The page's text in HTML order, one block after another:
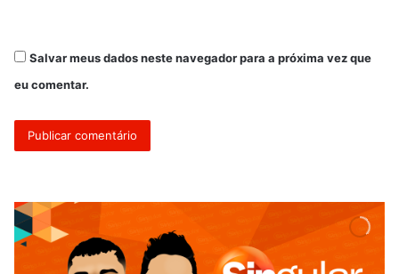
Salvar meus dados neste navegador para a próxima vez que
eu comentar.